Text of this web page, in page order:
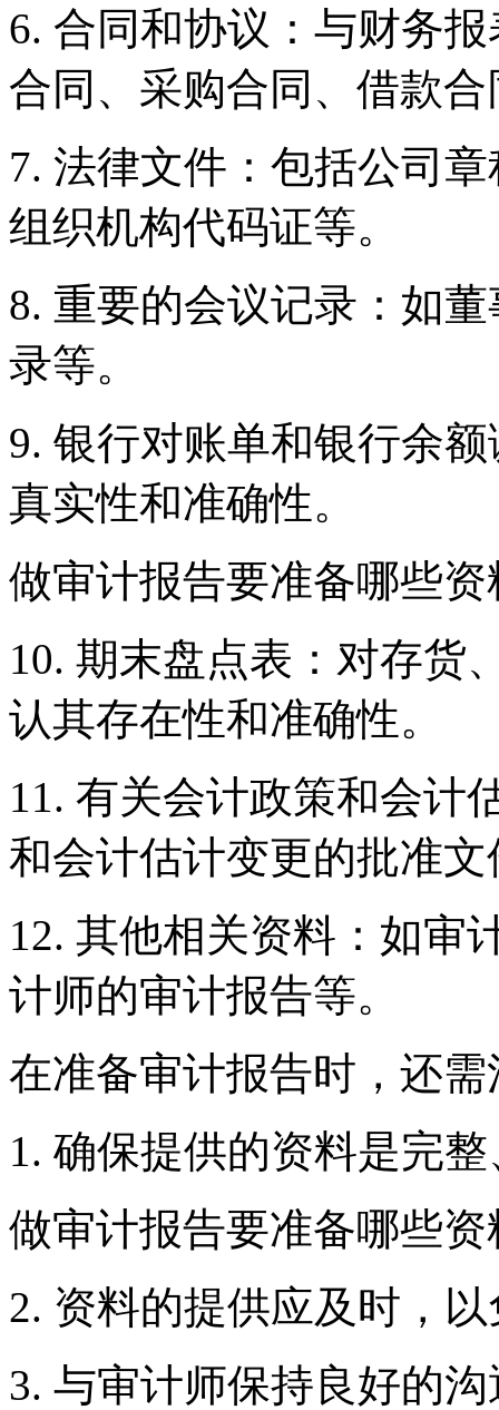
6. 合同和协议：与财务
合同、采购合同、借款合
7. 法律文件：包括公司
组织机构代码证等。
8. 重要的会议记录：如
录等。
9. 银行对账单和银行余
真实性和准确性。
做审计报告要准备哪些资
10. 期末盘点表：对存货
认其存在性和准确性。
11. 有关会计政策和会计
和会计估计变更的批准文
12. 其他相关资料：如审
计师的审计报告等。
在准备审计报告时，还
1. 确保提供的资料是完
做审计报告要准备哪些资
2. 资料的提供应及时，
3. 与审计师保持良好的